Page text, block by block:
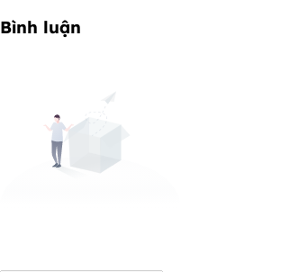
Bình luận